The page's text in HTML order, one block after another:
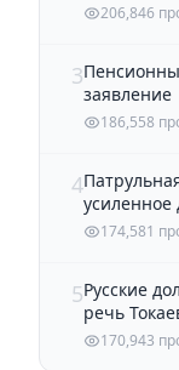
206,846
3
заявление
186,558
4
усиленное
174,581
5Русские
речь
170,943